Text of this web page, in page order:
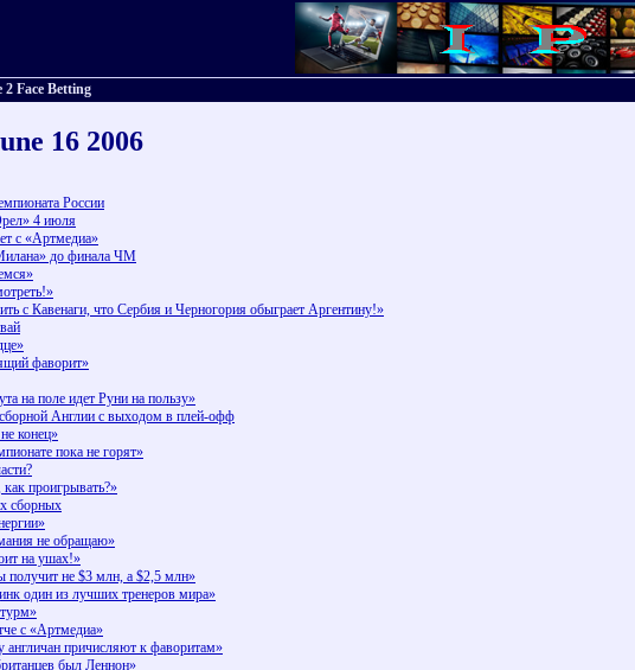
2 Face Betting
16 2006
России
4 июля
с «Артмедиа»
до финала ЧМ
с Кавенаги, что Сербия и Черногория обыграет Аргентину!»
фаворит»
на поле идет Руни на пользу»
Англии с выходом в плей-офф
конец»
пока не горят»
проигрывать?»
сборных
не обращаю»
на ушах!»
получит не $3 млн, а $2,5 млн»
один из лучших тренеров мира»
с «Артмедиа»
причисляют к фаворитам»
был Леннон»